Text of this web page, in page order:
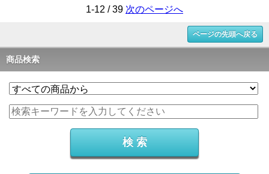
1-12 / 39 次のページへ
ページの先頭へ戻る
商品検索